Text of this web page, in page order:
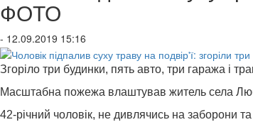
ФОТО
- 12.09.2019 15:16
Згоріло три будинки, пять авто, три гаража і
Масштабна пожежа влаштував житель села
42-річний чоловік, не дивлячись на заборони